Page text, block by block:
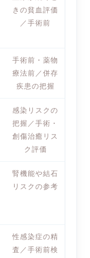
きの貧血評価
／手術前
手術前・薬物
療法前／併存
疾患の把握
感染リスクの
把握／手術・
創傷治癒リス
ク評価
腎機能や結石
リスクの参考
性感染症の精
査／手術前検